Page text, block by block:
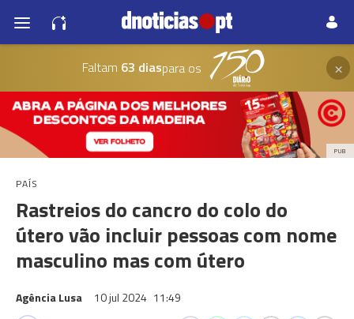
Faltam 63 diaspara os ×
PUB
PAÍS
Rastreios do cancro do colo do
útero vão incluir pessoas com nome
masculino mas com útero
Agência Lusa 10 jul 2024 11:49